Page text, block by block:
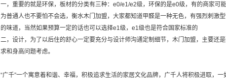
一，重要的就是环保，板材的分类有三种：e0/e1/e2级，环保的是e0级，有的商家可
为普通人也不要怕不会选，衡水木门加盟，大家都知道甲醛是一种无色，有强烈刺激
的味道，当然如果预算一定的话也可以选择e1级，e1级也是符合国家标准的
二，设计，为了以后住的舒心一定要充分与设计师沟通定制细节，木门加盟，主要还
求和身高问题考虑。
“广千”一个寓意着和谐、幸福，积极追求生活的家居文化品牌，广千人将积极进取，一